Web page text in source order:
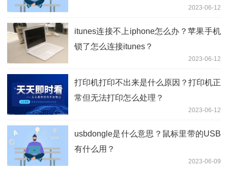
2023-06-12
itunes连接不上iphone怎么办？苹果手机
锁了怎么连接itunes？
2023-06-12
打印机打印不出来是什么原因？打印机正
常但无法打印怎么处理？
2023-06-12
usbdongle是什么意思？鼠标里带的USB
有什么用？
2023-06-09